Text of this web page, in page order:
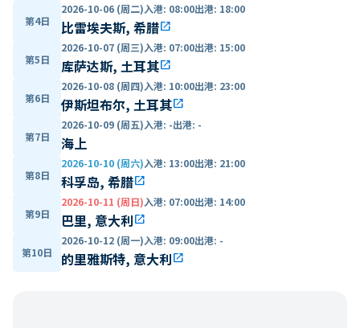
第4日
2026-10-06 (周二)入港: 08:00出港: 18:00
比雷埃夫斯, 希腊open_in_new
第5日
2026-10-07 (周三)入港: 07:00出港: 15:00
库萨达斯, 土耳其open_in_new
第6日
2026-10-08 (周四)入港: 10:00出港: 23:00
伊斯坦布尔, 土耳其open_in_new
第7日
2026-10-09 (周五)入港: -出港: -
海上
第8日
2026-10-10 (周六)入港: 13:00出港: 21:00
科孚岛, 希腊open_in_new
第9日
2026-10-11 (周日)入港: 07:00出港: 14:00
巴里, 意大利open_in_new
第10日
2026-10-12 (周一)入港: 09:00出港: -
的里雅斯特, 意大利open_in_new